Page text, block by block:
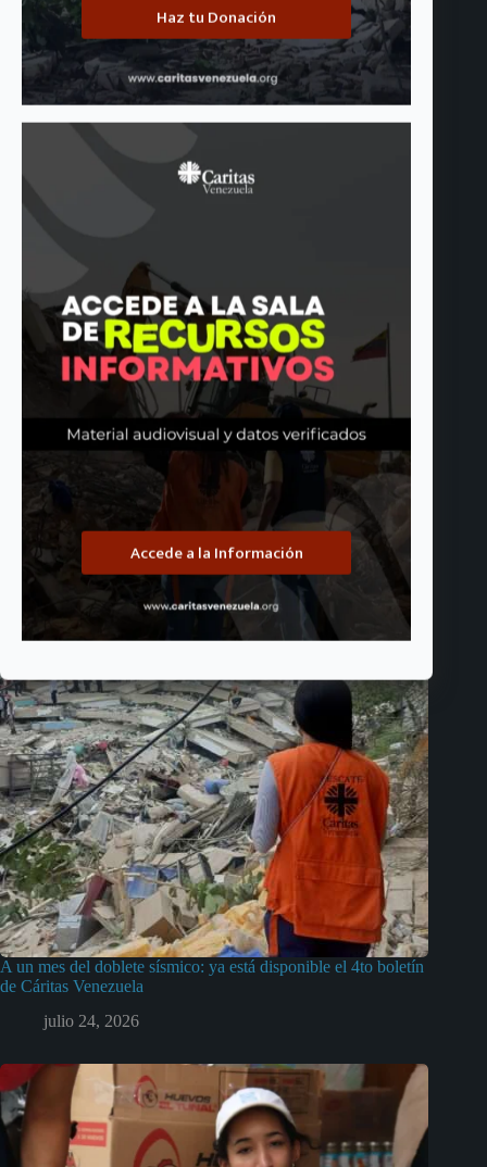
Haz tu Donación
Accede a la Información
Ya está disponible el quinto boletín de Cáritas de Venezuela:
«No apartemos la mirada»
agosto 4, 2026
A un mes del doblete sísmico: ya está disponible el 4to boletín
de Cáritas Venezuela
julio 24, 2026